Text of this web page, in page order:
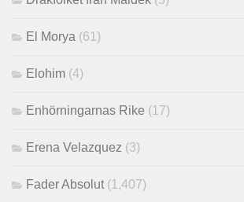
El Morya (61)
Elohim (4)
Enhörningarnas Rike (17)
Erena Velazquez (3)
Fader Absolut (1,407)